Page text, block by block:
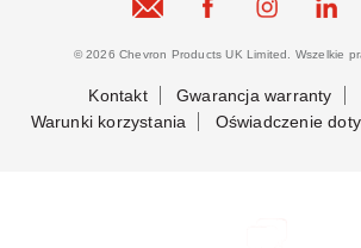
© 2026 Chevron Products UK Limited. Wszelkie
Kontakt Gwarancja warranty
Warunki korzystania
Oświadczenie